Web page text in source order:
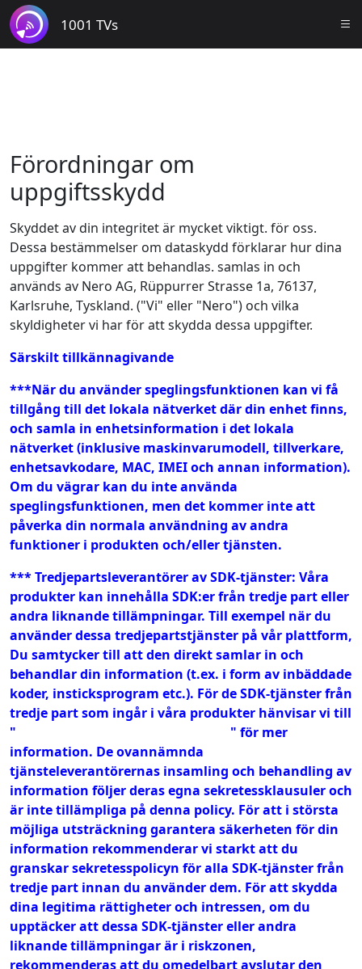
1001 TVs
Förordningar om
uppgiftsskydd
Skyddet av din integritet är mycket viktigt. för oss.
Dessa bestämmelser om dataskydd förklarar hur dina
uppgifter kommer att behandlas. samlas in och
används av Nero AG, Rüppurrer Strasse 1a, 76137,
Karlsruhe, Tyskland. ("Vi" eller "Nero") och vilka
skyldigheter vi har för att skydda dessa uppgifter.
Särskilt tillkännagivande
***När du använder speglingsfunktionen kan vi få
tillgång till det lokala nätverket där din enhet finns,
och samla in enhetsinformation i det lokala
nätverket (inklusive maskinvarumodell, tillverkare,
enhetsavkodare, MAC, IMEI och annan information).
Om du vägrar kan du inte använda
speglingsfunktionen, men det kommer inte att
påverka din normala användning av andra
funktioner i produkten och/eller tjänsten.
*** Tredjepartsleverantörer av SDK-tjänster: Våra
produkter kan innehålla SDK:er från tredje part eller
andra liknande tillämpningar. Till exempel när du
använder dessa tredjepartstjänster på vår plattform,
Du samtycker till att den direkt samlar in och
behandlar din information (t.ex. i form av inbäddade
koder, insticksprogram etc.). För de SDK-tjänster från
tredje part som ingår i våra produkter hänvisar vi till
"
" för mer
information. De ovannämnda
tjänsteleverantörernas insamling och behandling av
information följer deras egna sekretessklausuler och
är inte tillämpliga på denna policy. För att i största
möjliga utsträckning garantera säkerheten för din
information rekommenderar vi starkt att du
granskar sekretesspolicyn för alla SDK-tjänster från
tredje part innan du använder dem. För att skydda
dina legitima rättigheter och intressen, om du
upptäcker att dessa SDK-tjänster eller andra
liknande tillämpningar är i riskzonen,
rekommenderas att du omedelbart avslutar den